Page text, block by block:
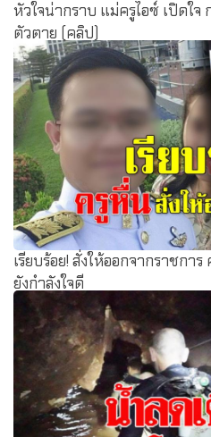
หัวใจน่ากราบ แม่ครูไอซ์ เปิดใจ
ตัวตาย (คลิป)
เรียบร้อย! สั่งให้ออกจากราชกา
ยังกำลังใจดี